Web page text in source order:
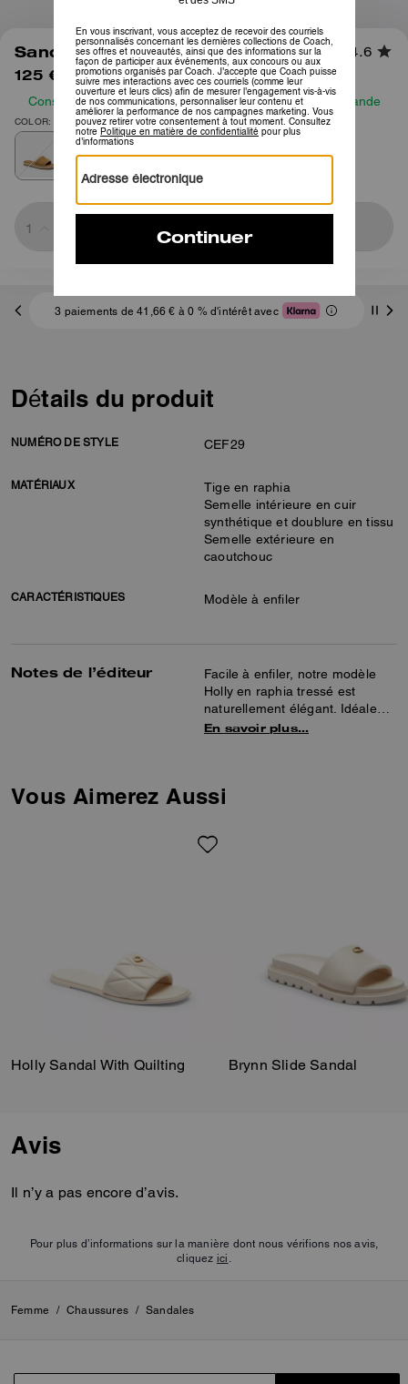
1/6
Sandale Espadrille Holly 4.6
125 € 175 €
Consultez notre guide des tailles avant de passer commande
COLOR: Naturel
Sold Out
3 paiements de 41,66 € à 0 % d'intérêt avec
Détails du produit
NUMÉRO DE STYLE CEF29
MATÉRIAUX
Tige en raphia
Semelle intérieure en cuir
synthétique et doublure en tissu
Semelle extérieure en
caoutchouc
CARACTÉRISTIQUES Modèle à enfiler
Notes de l’éditeur
Facile à enfiler, notre modèle
Holly en raphia tressé est
naturellement élégant. Idéale
pour l’été, cette sandale plate
extérieure en caoutchouc pour
une touche traditionnelle.
En savoir plus…
Vous Aimerez Aussi
Holly Sandal With Quilting Brynn Slide Sandal
Avis
Il n’y a pas encore d’avis.
Pour plus d’informations sur la manière dont nous vérifions nos avis,
cliquez ici
Femme / Chaussures / Sandales